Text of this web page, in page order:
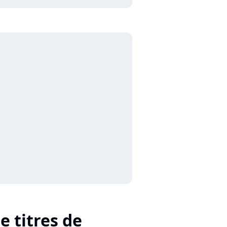
titres de